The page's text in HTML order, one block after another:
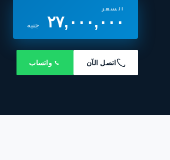
السعر
٢٧,٠٠٠,٠٠٠ جنيه
اتصل الآن واتساب